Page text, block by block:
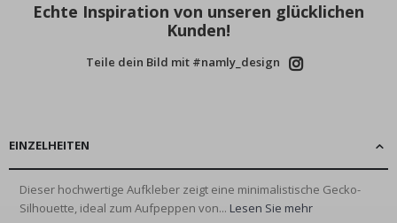
Echte Inspiration von unseren glücklichen
Kunden!
Teile dein Bild mit #namly_design
EINZELHEITEN
Dieser hochwertige Aufkleber zeigt eine minimalistische Gecko-
Silhouette, ideal zum Aufpeppen von... Lesen Sie mehr